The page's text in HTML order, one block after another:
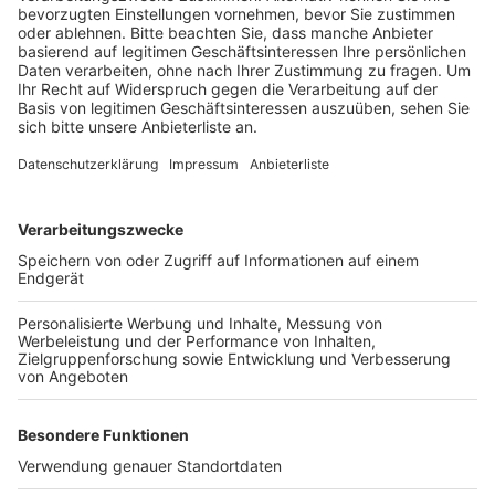
Liblar vorgestellt.
Veröffentlicht:Freitag, 25.10.2019 18:19
Anzeige
vor allem darum gegangen, wie attraktiv die Besucher
die Innenstadt finden, zum Beispiel in Bezug auf
Geschäfte und Gastronomie. Weitere Kriterien waren
Sehenswürdigkeiten, Veranstaltungen und
Parkmöglichkeiten.